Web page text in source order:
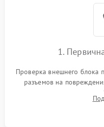
1.
Проверка внешнего блока
разъемов на
включения и
выявления ошибок POST